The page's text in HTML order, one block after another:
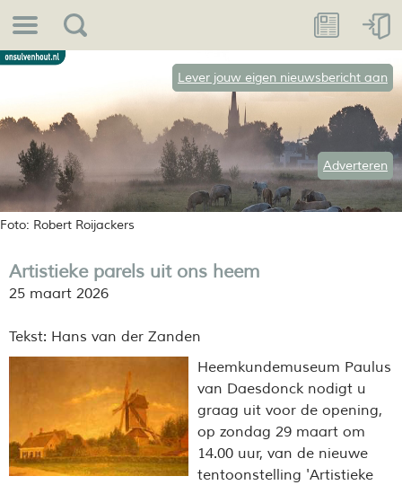
Foto: Robert Roijackers
Lever jouw eigen nieuwsbericht aan
Adverteren
Artistieke parels uit ons heem
25 maart 2026
Tekst: Hans van der Zanden
Heemkundemuseum Paulus
van Daesdonck nodigt u
graag uit voor de opening,
op zondag 29 maart om
14.00 uur, van de nieuwe
tentoonstelling 'Artistieke